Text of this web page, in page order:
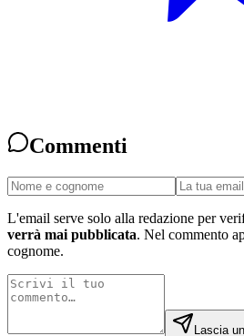
Commenti
L'email serve solo alla redazione per
verrà mai pubblicata. Nel commento
cognome.
Lascia